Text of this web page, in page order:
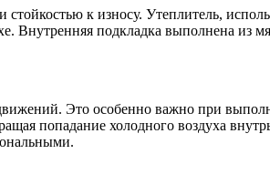
к износу. Утеплитель,
Внутренняя подкладка выполнена из
Это особенно важно при
попадание холодного воздуха